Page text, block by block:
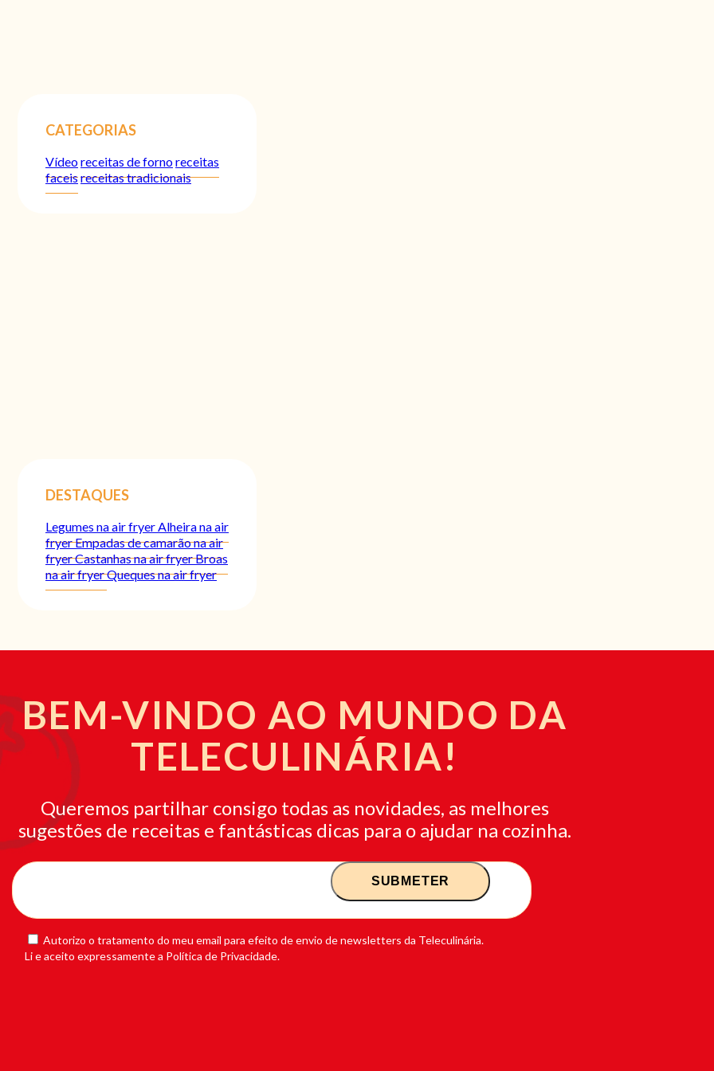
CATEGORIAS
Vídeoreceitas de fornoreceitas
faceisreceitas tradicionais
DESTAQUES
Legumes na air fryerAlheira na air
fryerEmpadas de camarão na air
fryerCastanhas na air fryerBroas
na air fryerQueques na air fryer
BEM-VINDO AO MUNDO DA
TELECULINÁRIA!
Queremos partilhar consigo todas as novidades, as melhores
sugestões de receitas e fantásticas dicas para o ajudar na cozinha.
Autorizo o tratamento do meu email para efeito de envio de newsletters da Teleculinária.
Li e aceito expressamente a Política de Privacidade.